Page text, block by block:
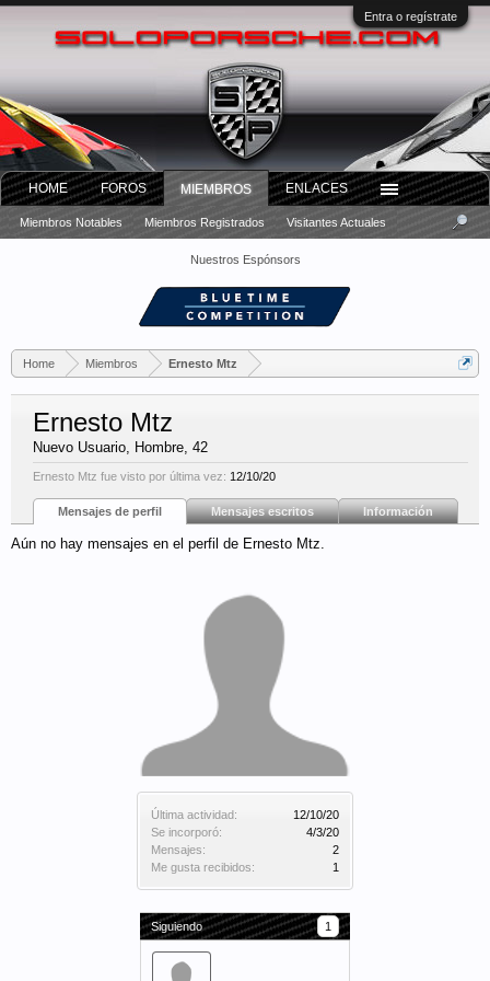
Entra o regístrate
Nuestros Espónsors
Home Miembros Ernesto Mtz
Última actividad:
12/10/20
Se incorporó:
4/3/20
Mensajes:
2
Me gusta recibidos:
1
Siguiendo 1
Ernesto Mtz
Nuevo Usuario, Hombre, 42
Ernesto Mtz fue visto por última vez: 12/10/20
Mensajes de perfil Mensajes escritos Información
Aún no hay mensajes en el perfil de Ernesto Mtz.
HOME FOROS MIEMBROS
Miembros Notables Miembros Registrados Visitantes Actuales
ENLACES